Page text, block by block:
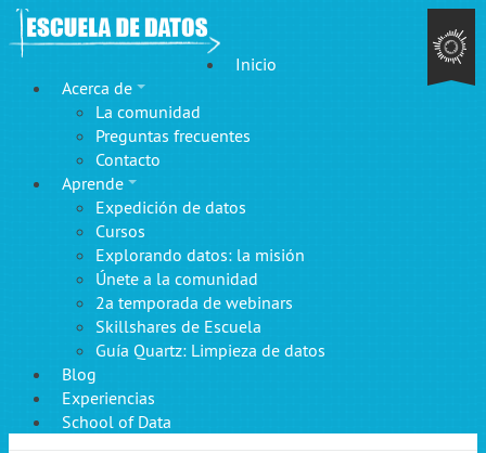
Inicio
Acerca de
La comunidad
Preguntas frecuentes
Contacto
Aprende
Expedición de datos
Cursos
Explorando datos: la misión
Únete a la comunidad
2a temporada de webinars
Skillshares de Escuela
Guía Quartz: Limpieza de datos
Blog
Experiencias
School of Data